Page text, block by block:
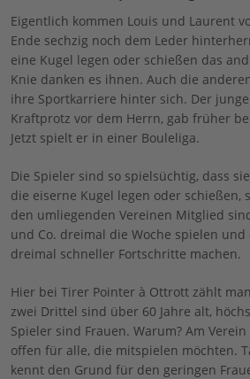
Eigentlich kommen Louis und Laurent
Ende sechzig noch dem Leder
eine Kugel legen oder schießen das
Knie danken es ihnen. Auch die
ihre Sportkarriere hinter sich. Der
Kraftprotz vor dem Herrn, gab früher
Jetzt spielt er in einer Bouleliga.
Die Spieler sind so spielsüchtig, dass
die eiserne Kugel legen oder schießen,
den umliegenden Vereinen Mitglied
und Co. dreimal die Woche spielen und
dreimal schneller Fortschritte machen.
Hier bei Tirer Pointer à Ottrott zählt
zwei Drittel sind über 60 Jahre alt,
Spieler sind Frauen. Warum? Am
offen für alle, die mitspielen möchten.
kennt den Grund für den geringen